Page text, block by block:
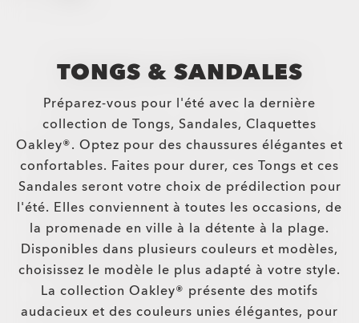
TONGS & SANDALES
Préparez-vous pour l'été avec la dernière
collection de Tongs, Sandales, Claquettes
Oakley®. Optez pour des chaussures élégantes et
confortables. Faites pour durer, ces Tongs et ces
Sandales seront votre choix de prédilection pour
l'été. Elles conviennent à toutes les occasions, de
la promenade en ville à la détente à la plage.
Disponibles dans plusieurs couleurs et modèles,
choisissez le modèle le plus adapté à votre style.
La collection Oakley® présente des motifs
audacieux et des couleurs unies élégantes, pour